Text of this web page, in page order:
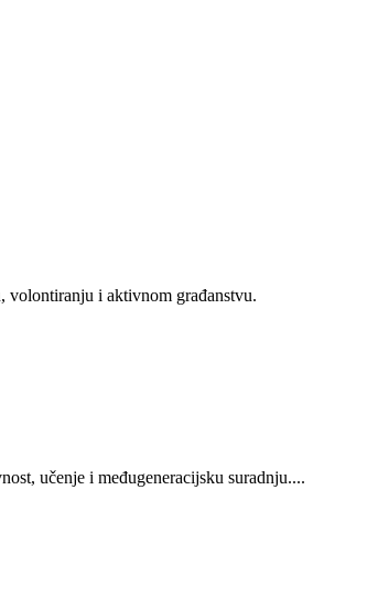
volontiranju i aktivnom građanstvu.
učenje i međugeneracijsku suradnju....